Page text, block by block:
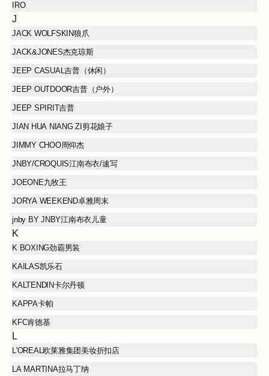
IRO
J
JACK WOLFSKIN狼爪
JACK&JONES杰克琼斯
JEEP CASUAL吉普（休闲）
JEEP OUTDOOR吉普（户外）
JEEP SPIRIT吉普
JIAN HUA NIANG ZI剪花娘子
JIMMY CHOO周仰杰
JNBY/CROQUIS江南布衣/速写
JOEONE九牧王
JORYA WEEKEND卓雅周末
jnby BY JNBY江南布衣儿童
K
K BOXING劲霸男装
KAILAS凯乐石
KALTENDIN卡尔丹顿
KAPPA卡帕
KFC肯德基
L
L'OREAL欧莱雅集团美妆折扣店
LA MARTINA拉马丁纳